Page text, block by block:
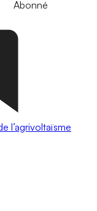
Abonné
l’agrivoltaïsme